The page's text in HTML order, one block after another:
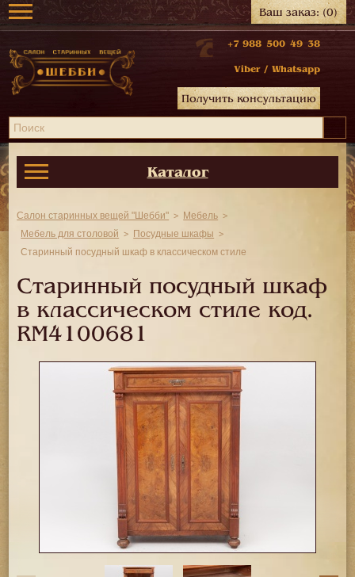
Ваш заказ:(0)
+7 988 500 49 38
Viber / Whatsapp
Получить консультацию
Каталог
Салон старинных вещей "Шебби"
Мебель
Мебель для столовой
Посудные шкафы
Старинный посудный шкаф в классическом стиле
Старинный посудный шкаф
в классическом стиле код.
RM4100681